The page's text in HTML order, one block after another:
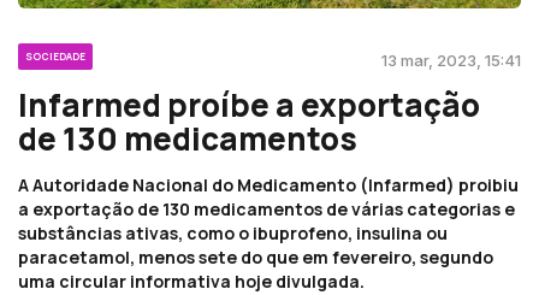
SOCIEDADE 13 mar, 2023, 15:41
Infarmed proíbe a exportação
de 130 medicamentos
A Autoridade Nacional do Medicamento (Infarmed) proibiu
a exportação de 130 medicamentos de várias categorias e
substâncias ativas, como o ibuprofeno, insulina ou
paracetamol, menos sete do que em fevereiro, segundo
uma circular informativa hoje divulgada.